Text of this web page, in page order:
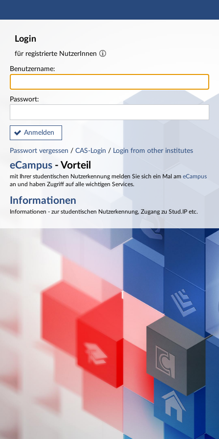
Hauptnavigation
Login
für registrierte NutzerInnen
Benutzername:
Passwort:
Anmelden
Passwort vergessen / CAS-Login / Login from other institutes
eCampus - Vorteil
mit Ihrer studentischen Nutzerkennung melden Sie sich ein Mal am eCampus
an und haben Zugriff auf alle wichtigen Services.
Informationen
Informationen - zur studentischen Nutzerkennung, Zugang zu Stud.IP etc.